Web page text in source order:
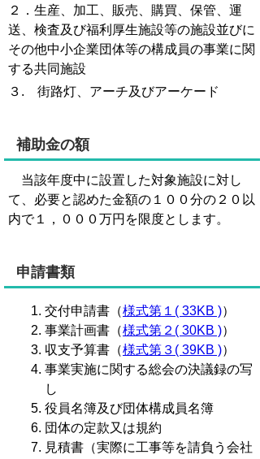
２．生産、加工、販売、購買、保管、運
送、検査及び福利厚生施設等の施設並びに
その他中小企業団体等の構成員の事業に関
する共同施設
３. 街路灯、アーチ及びアーケード
補助金の額
当該年度中に設置した対象施設に対し
て、必要と認めた金額の１００分の２０以
内で１，０００万円を限度とします。
申請書類
交付申請書（様式第１( 33KB )）
事業計画書（様式第２( 30KB )）
収支予算書（様式第３( 39KB )）
事業実施に関する総会の決議録の写
し
役員名簿及び団体構成員名簿
団体の定款又は規約
見積書（実際に工事等を請負う会社